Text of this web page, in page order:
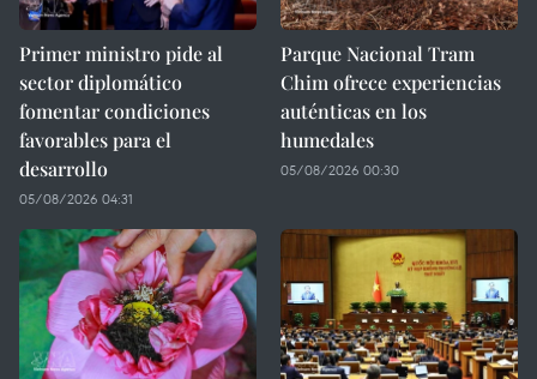
Primer ministro pide al
sector diplomático
fomentar condiciones
favorables para el
desarrollo
05/08/2026 04:31
Parque Nacional Tram
Chim ofrece experiencias
auténticas en los
humedales
05/08/2026 00:30